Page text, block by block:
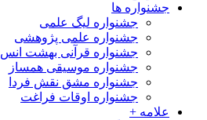
جشنواره ها
جشنواره لیگ علمی
جشنواره علمی پژوهشی
جشنواره قرآنی بهشت انس
جشنواره موسیقی همساز
جشنواره مشق نقش فردا
جشنواره اوقات فراغت
علامه +